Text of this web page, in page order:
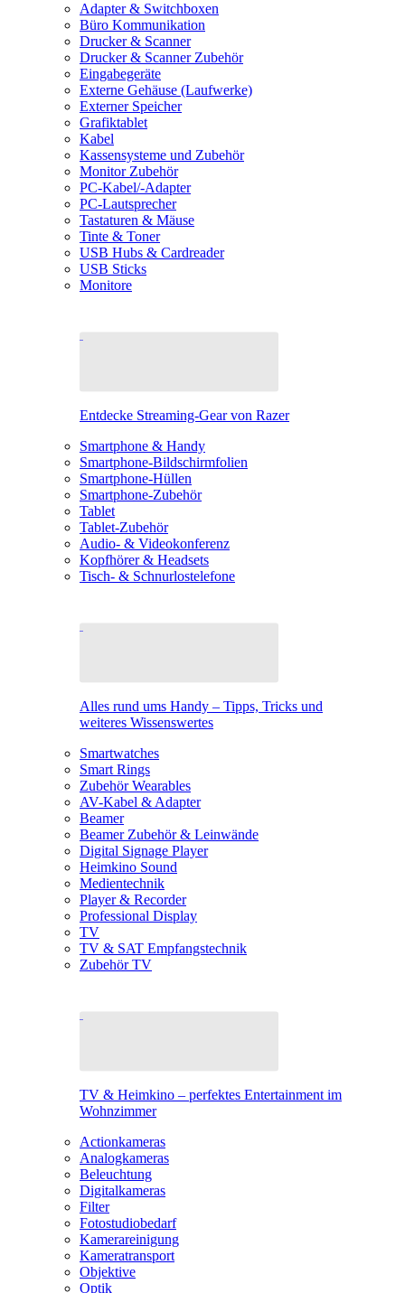
Adapter & Switchboxen
Büro Kommunikation
Drucker & Scanner
Drucker & Scanner Zubehör
Eingabegeräte
Externe Gehäuse (Laufwerke)
Externer Speicher
Grafiktablet
Kabel
Kassensysteme und Zubehör
Monitor Zubehör
PC-Kabel/-Adapter
PC-Lautsprecher
Tastaturen & Mäuse
Tinte & Toner
USB Hubs & Cardreader
USB Sticks
Monitore
Entdecke Streaming-Gear von Razer
Smartphone & Handy
Smartphone-Bildschirmfolien
Smartphone-Hüllen
Smartphone-Zubehör
Tablet
Tablet-Zubehör
Audio- & Videokonferenz
Kopfhörer & Headsets
Tisch- & Schnurlostelefone
Alles rund ums Handy – Tipps, Tricks und
weiteres Wissenswertes
Smartwatches
Smart Rings
Zubehör Wearables
AV-Kabel & Adapter
Beamer
Beamer Zubehör & Leinwände
Digital Signage Player
Heimkino Sound
Medientechnik
Player & Recorder
Professional Display
TV
TV & SAT Empfangstechnik
Zubehör TV
TV & Heimkino – perfektes Entertainment im
Wohnzimmer
Actionkameras
Analogkameras
Beleuchtung
Digitalkameras
Filter
Fotostudiobedarf
Kamerareinigung
Kameratransport
Objektive
Optik